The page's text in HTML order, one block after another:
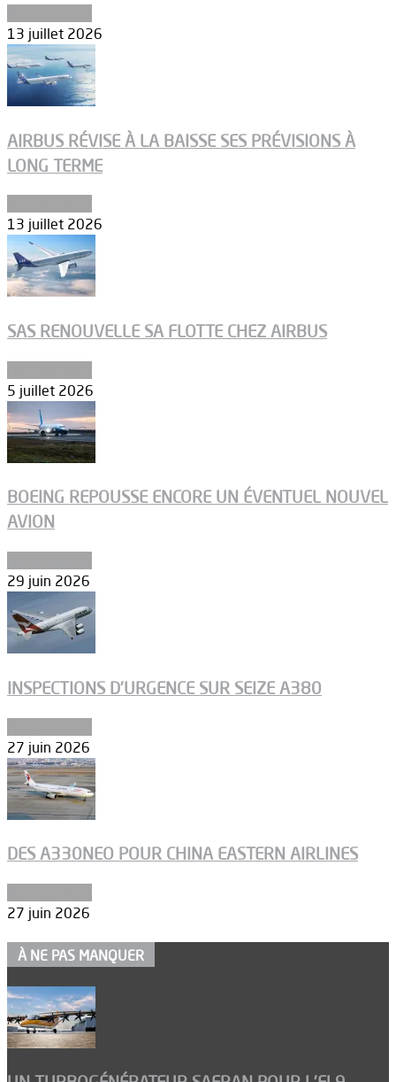
13 juillet 2026
AIRBUS RÉVISE À LA BAISSE SES PRÉVISIONS À
LONG TERME
13 juillet 2026
SAS RENOUVELLE SA FLOTTE CHEZ AIRBUS
5 juillet 2026
BOEING REPOUSSE ENCORE UN ÉVENTUEL NOUVEL
AVION
29 juin 2026
INSPECTIONS D’URGENCE SUR SEIZE A380
27 juin 2026
DES A330NEO POUR CHINA EASTERN AIRLINES
27 juin 2026
À NE PAS MANQUER